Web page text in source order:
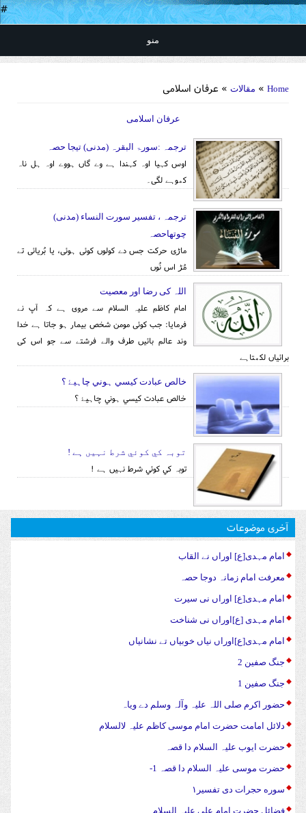
#
منو
Home
» مقالات » عرفان اسلامی
عرفان اسلامی
ترجمہ :سورۃ البقرہ (مدنی) تیجا حصہ
اوس کہیا اوہ کہندا ہے وے گاں ہووے اوہ ہل ناہ
کھوہے لگی۔
ترجمہ ، تفسیر سورت النساء (مدنی)
چوتھاحصہ
ماڑی حرکت جس دے کولوں کوئی ہوئی، یا بُریائی تے
مُڑ اس نُوں
اللہ کی رضا اور معصیت
امام کاظم علیہ السلام سے مروی ہے کہ آپ نے
فرمایا: جب کوئی مومن شخص بیمار ہو جاتا ہے خدا
وند عالم بائیں طرف والے فرشتے سے جو اس کی
برائیاں لکھتاہے
خالص عبادت کيسي ہوني چاہيۓ ؟
خالص عبادت کيسي ہوني چاہيۓ ؟
توبہ کي کوئي شرط نہيں ہے !
توبہ کي کوئي شرط نہيں ہے !
آخری موضوعات
امام مہدی[ع] اوراں نے القاب
معرفت امام زمانہ دوجا حصہ
امام مہدی[ع] اوراں نی سیرت
امام مہدی [ع]اوراں نی شناخت
امام مہدی[ع]اوراں نیاں خوبیاں تے نشانیاں
جنگ صفین 2
جنگ صفین 1
حضور اکرم صلی اللہ علیہ وآلہ وسلم دے ویاہ
دلائل امامت حضرت امام موسی کاظم علیہ لالسلام
حضرت ایوب علیہ السلام دا قصہ
حضرت موسی علیہ السلام دا قصہ 1-
سوره حجرات دی تفسیر۱
فضائل حضرت امام علی علیہ السلام